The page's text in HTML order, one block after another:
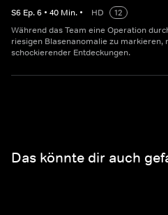
S6 Ep.6 • 40 Min. • HD
12
Während das Team eine Operation
riesigen Blasenanomalie zu markieren,
schockierender Entdeckungen.
Das könnte dir auch